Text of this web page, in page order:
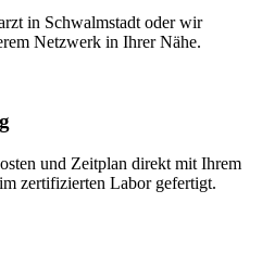
in Schwalmstadt oder wir
Netzwerk in Ihrer Nähe.
und Zeitplan direkt mit Ihrem
zertifizierten Labor gefertigt.